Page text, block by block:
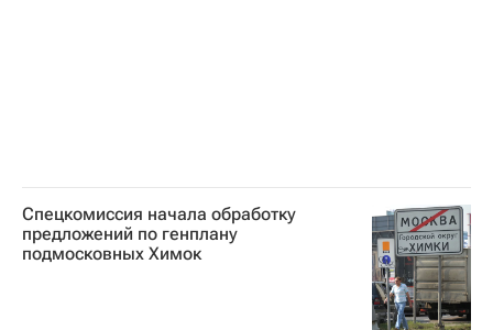
Спецкомиссия начала обработку
предложений по генплану
подмосковных Химок